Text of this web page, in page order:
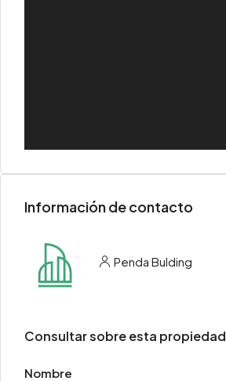
Información de contacto
Penda Bulding
Consultar sobre esta propiedad
Nombre